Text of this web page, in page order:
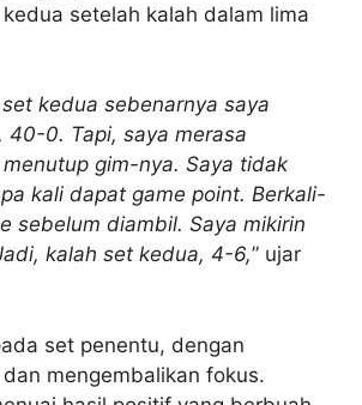
setelah kalah dalam lima
kedua sebenarnya saya
40-0. Tapi, saya merasa
gim-nya. Saya tidak
kali dapat game point. Berkali-
sebelum diambil. Saya mikirin
kalah set kedua, 4-6,” ujar
set penentu, dengan
mengembalikan fokus.